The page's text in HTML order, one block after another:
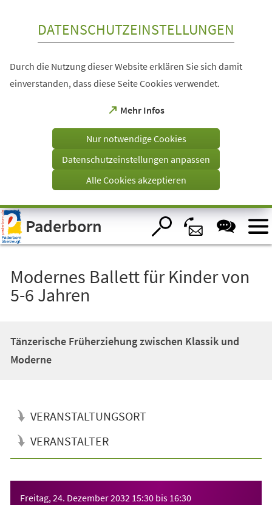
Visuelle
Assistenzsoftware
öffnen.
DATENSCHUTZEINSTELLUNGEN
Durch die Nutzung dieser Website erklären Sie sich damit
einverstanden, dass diese Seite Cookies verwendet.
Mehr Infos
(Öffnet
einem
Tab)
Nur notwendige Cookies
Datenschutzeinstellungen anpassen
Alle Cookies akzeptieren
Paderborn
Modernes Ballett für Kinder von
5-6 Jahren
Tänzerische Früherziehung zwischen Klassik und
Moderne
VERANSTALTUNGSORT
VERANSTALTER
Freitag, 24. Dezember 2032 15:30 bis 16:30